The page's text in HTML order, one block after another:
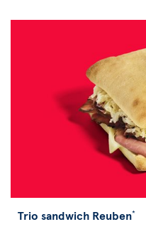
Trio sandwich Reuben*